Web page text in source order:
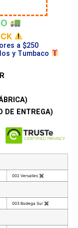
a $250
y Tumbaco
DE ENTREGA)
002 Versalles ✖
003 Bodega Sur ✖